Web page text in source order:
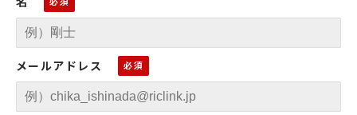
メールアドレス